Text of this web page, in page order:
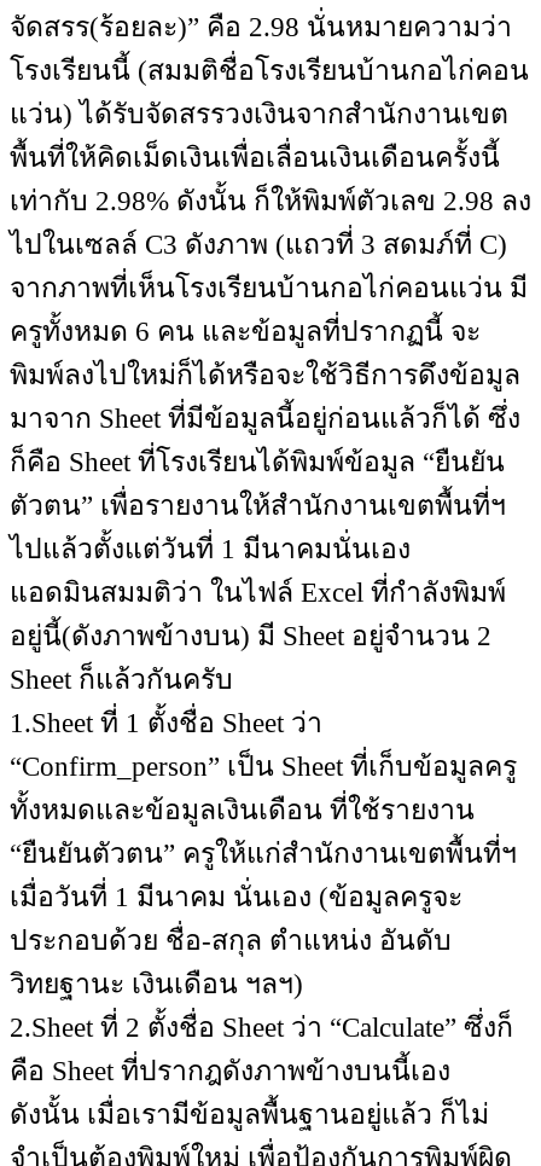
จัดสรร(ร้อยละ)” คือ 2.98 นั่นหมายความว่า
โรงเรียนนี้ (สมมติชื่อโรงเรียนบ้านกอไก่คอน
แว่น) ได้รับจัดสรรวงเงินจากสำนักงานเขต
พื้นที่ให้คิดเม็ดเงินเพื่อเลื่อนเงินเดือนครั้งนี้
เท่ากับ 2.98% ดังนั้น ก็ให้พิมพ์ตัวเลข 2.98 ลง
ไปในเซลล์ C3 ดังภาพ (แถวที่ 3 สดมภ์ที่ C)
จากภาพที่เห็นโรงเรียนบ้านกอไก่คอนแว่น มี
ครูทั้งหมด 6 คน และข้อมูลที่ปรากฏนี้ จะ
พิมพ์ลงไปใหม่ก็ได้หรือจะใช้วิธีการดึงข้อมูล
มาจาก Sheet ที่มีข้อมูลนี้อยู่ก่อนแล้วก็ได้ ซึ่ง
ก็คือ Sheet ที่โรงเรียนได้พิมพ์ข้อมูล “ยืนยัน
ตัวตน” เพื่อรายงานให้สำนักงานเขตพื้นที่ฯ
ไปแล้วตั้งแต่วันที่ 1 มีนาคมนั่นเอง
แอดมินสมมติว่า ในไฟล์ Excel ที่กำลังพิมพ์
อยู่นี้(ดังภาพข้างบน) มี Sheet อยู่จำนวน 2
Sheet ก็แล้วกันครับ
1.Sheet ที่ 1 ตั้งชื่อ Sheet ว่า
“Confirm_person” เป็น Sheet ที่เก็บข้อมูลครู
ทั้งหมดและข้อมูลเงินเดือน ที่ใช้รายงาน
“ยืนยันตัวตน” ครูให้แก่สำนักงานเขตพื้นที่ฯ
เมื่อวันที่ 1 มีนาคม นั่นเอง (ข้อมูลครูจะ
ประกอบด้วย ชื่อ-สกุล ตำแหน่ง อันดับ
วิทยฐานะ เงินเดือน ฯลฯ)
2.Sheet ที่ 2 ตั้งชื่อ Sheet ว่า “Calculate” ซึ่งก็
คือ Sheet ที่ปรากฎดังภาพข้างบนนี้เอง
ดังนั้น เมื่อเรามีข้อมูลพื้นฐานอยู่แล้ว ก็ไม่
จำเป็นต้องพิมพ์ใหม่ เพื่อป้องกันการพิมพ์ผิด